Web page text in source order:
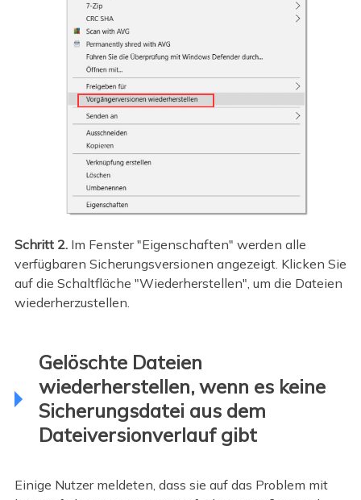
Schritt 2. Im Fenster "Eigenschaften" werden alle
verfügbaren Sicherungsversionen angezeigt. Klicken Sie
auf die Schaltfläche "Wiederherstellen", um die Dateien
wiederherzustellen.
Gelöschte Dateien
wiederherstellen, wenn es keine
Sicherungsdatei aus dem
Dateiversionverlauf gibt
Einige Nutzer meldeten, dass sie auf das Problem mit